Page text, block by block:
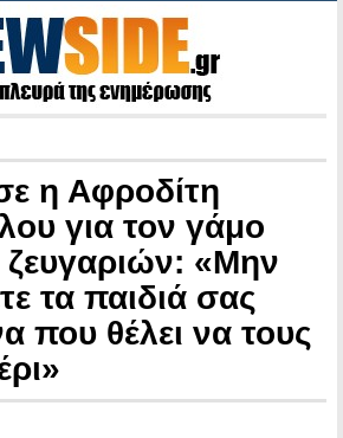
η Αφροδίτη
για τον γάμο
«Μην
τα παιδιά σας
που θέλει να τους